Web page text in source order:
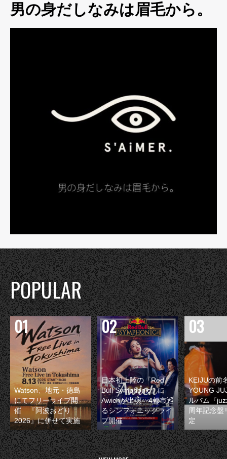
男の身だしなみは眉毛から。
POPULAR
Watson、地元・徳島
にてフリーライブ開
催 『阿波おどり
2026』に併せて実施
日本初上陸の『Red
Bull Symphonic』に
Awichが出演 4都市巡
るシンフォニックライ
ブ開催
KEIJUの前
YOUNG
ルバム『
周年記念盤
定